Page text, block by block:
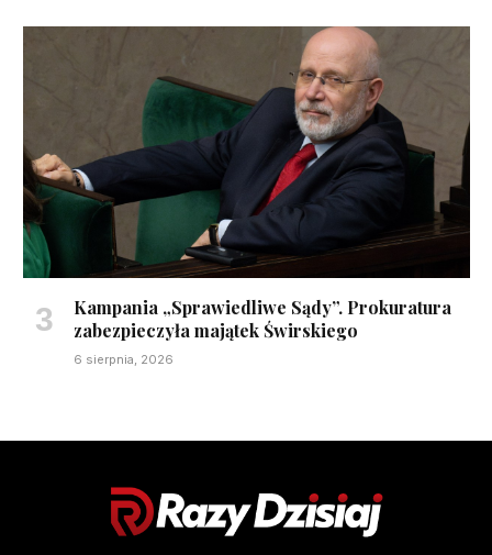
Kampania „Sprawiedliwe Sądy”. Prokuratura
zabezpieczyła majątek Świrskiego
6 sierpnia, 2026